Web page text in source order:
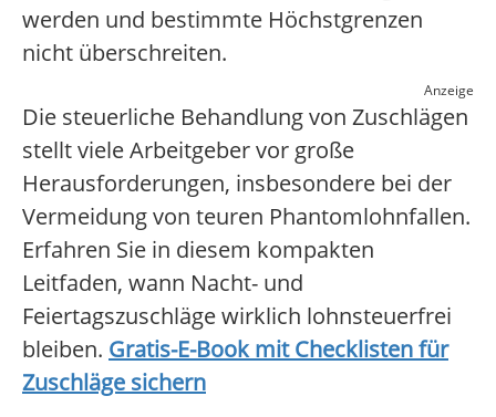
werden und bestimmte Höchstgrenzen
nicht überschreiten.
Anzeige
Die steuerliche Behandlung von Zuschlägen
stellt viele Arbeitgeber vor große
Herausforderungen, insbesondere bei der
Vermeidung von teuren Phantomlohnfallen.
Erfahren Sie in diesem kompakten
Leitfaden, wann Nacht- und
Feiertagszuschläge wirklich lohnsteuerfrei
bleiben. Gratis-E-Book mit Checklisten für
Zuschläge sichern